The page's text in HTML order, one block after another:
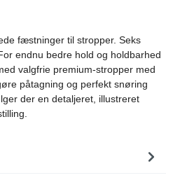
fæstninger til stropper. Seks
endnu bedre hold og holdbarhed
valgfrie premium-stropper med
påtagning og perfekt snøring
der en detaljeret, illustreret